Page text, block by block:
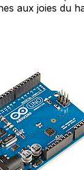
aux joies du